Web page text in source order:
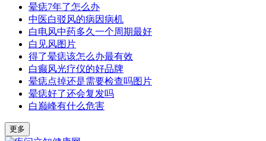
晕痣7年了怎么办
中医白驳风的病因病机
白电风中药多久一个周期最好
白见风图片
得了晕痣该怎么办最有效
白癫风光疗仪的好品牌
晕痣点掉还是需要检查吗图片
晕痣好了还会复发吗
白巅峰有什么危害
更多